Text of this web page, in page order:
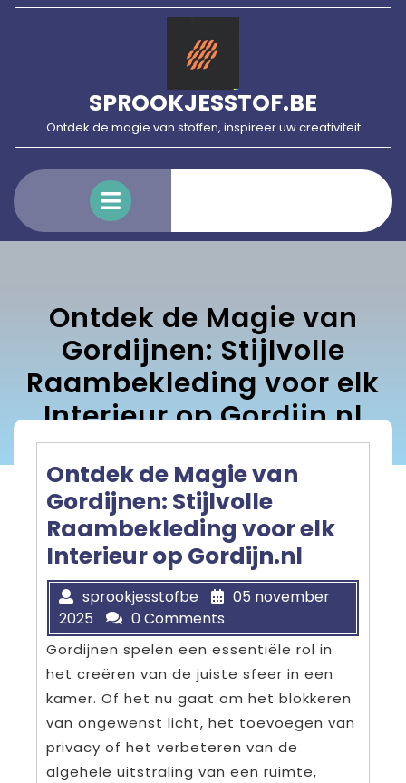
Skip
SPROOKJESSTOF.BE
Ontdek de magie van stoffen, inspireer uw creativiteit
Menu
Ontdek de Magie van
Gordijnen: Stijlvolle
Raambekleding voor elk
Interieur op Gordijn.nl
Ontdek de Magie van
Gordijnen: Stijlvolle
Raambekleding voor elk
Interieur op Gordijn.nl
sprookjesstofbe
05 november
2025
0 Comments
Gordijnen spelen een essentiële rol in
het creëren van de juiste sfeer in een
kamer. Of het nu gaat om het blokkeren
van ongewenst licht, het toevoegen van
privacy of het verbeteren van de
algehele uitstraling van een ruimte,